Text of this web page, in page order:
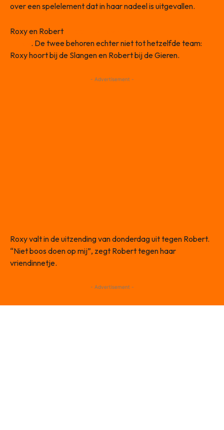
over een spelelement dat in haar nadeel is uitgevallen.
Roxy en Robert
. De twee behoren echter niet tot hetzelfde team:
Roxy hoort bij de Slangen en Robert bij de Gieren.
- Advertisement -
Roxy valt in de uitzending van donderdag uit tegen Robert.
“Niet boos doen op mij”, zegt Robert tegen haar
vriendinnetje.
- Advertisement -